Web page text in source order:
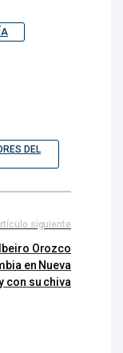
DEL
siguiente
Orozco
en Nueva
con su chiva